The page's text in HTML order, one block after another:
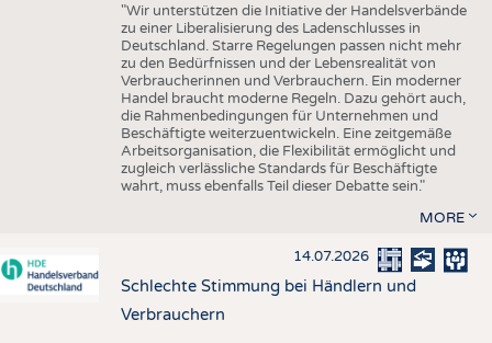
"Wir unterstützen die Initiative der Handelsverbände
zu einer Liberalisierung des Ladenschlusses in
Deutschland. Starre Regelungen passen nicht mehr
zu den Bedürfnissen und der Lebensrealität von
Verbraucherinnen und Verbrauchern. Ein moderner
Handel braucht moderne Regeln. Dazu gehört auch,
die Rahmenbedingungen für Unternehmen und
Beschäftigte weiterzuentwickeln. Eine zeitgemäße
Arbeitsorganisation, die Flexibilität ermöglicht und
zugleich verlässliche Standards für Beschäftigte
wahrt, muss ebenfalls Teil dieser Debatte sein."
MORE
14.07.2026
Schlechte Stimmung bei Händlern und
Verbrauchern